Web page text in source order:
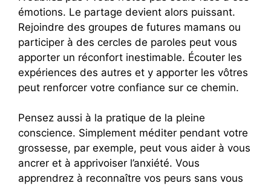
émotions. Le partage devient alors puissant.
Rejoindre des groupes de futures mamans ou
participer à des cercles de paroles peut vous
apporter un réconfort inestimable. Écouter les
expériences des autres et y apporter les vôtres
peut renforcer votre confiance sur ce chemin.
Pensez aussi à la pratique de la pleine
conscience. Simplement méditer pendant votre
grossesse, par exemple, peut vous aider à vous
ancrer et à apprivoiser l’anxiété. Vous
apprendrez à reconnaître vos peurs sans vous